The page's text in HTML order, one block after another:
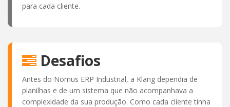
para cada cliente.
Desafios
Antes do Nomus ERP Industrial, a Klang dependia de
planilhas e de um sistema que não acompanhava a
complexidade da sua produção. Como cada cliente tinha